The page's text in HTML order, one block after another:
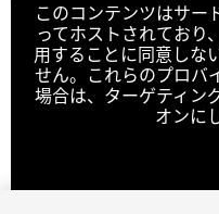
このコンテンツはサー
ってホストされており
用することに同意しな
せん。これらのプロバ
場合は、ターゲティン
オンに